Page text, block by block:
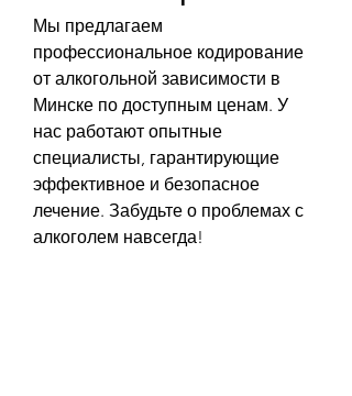
Мы предлагаем
профессиональное кодирование
от алкогольной зависимости в
Минске по доступным ценам. У
нас работают опытные
специалисты, гарантирующие
эффективное и безопасное
лечение. Забудьте о проблемах с
алкоголем навсегда!